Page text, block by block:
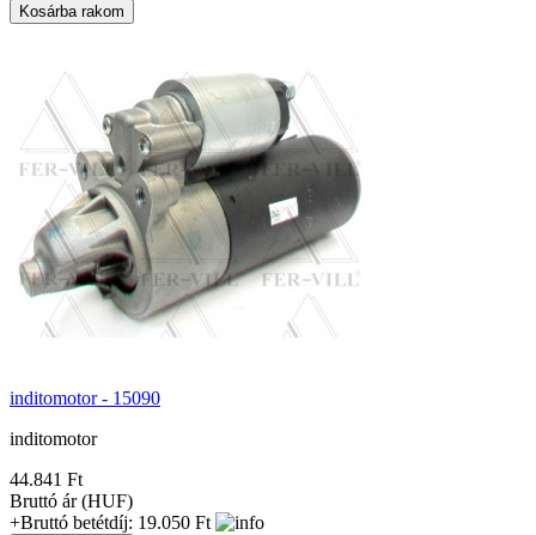
inditomotor - 15090
inditomotor
44.841 Ft
Bruttó ár (HUF)
+Bruttó betétdíj: 19.050 Ft